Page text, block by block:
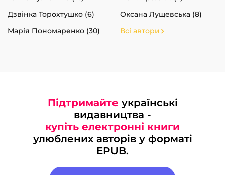
Дзвінка Торохтушко (6)
Оксана Лущевська (8)
Марія Пономаренко (30)
Всі автори
Підтримайте українські
видавництва -
купіть електронні книги
улюблених авторів у форматі
EPUB.